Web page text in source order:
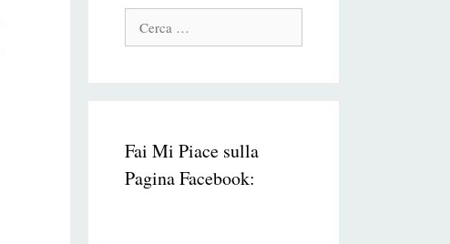
Cerca:
Fai Mi Piace sulla
Pagina Facebook: